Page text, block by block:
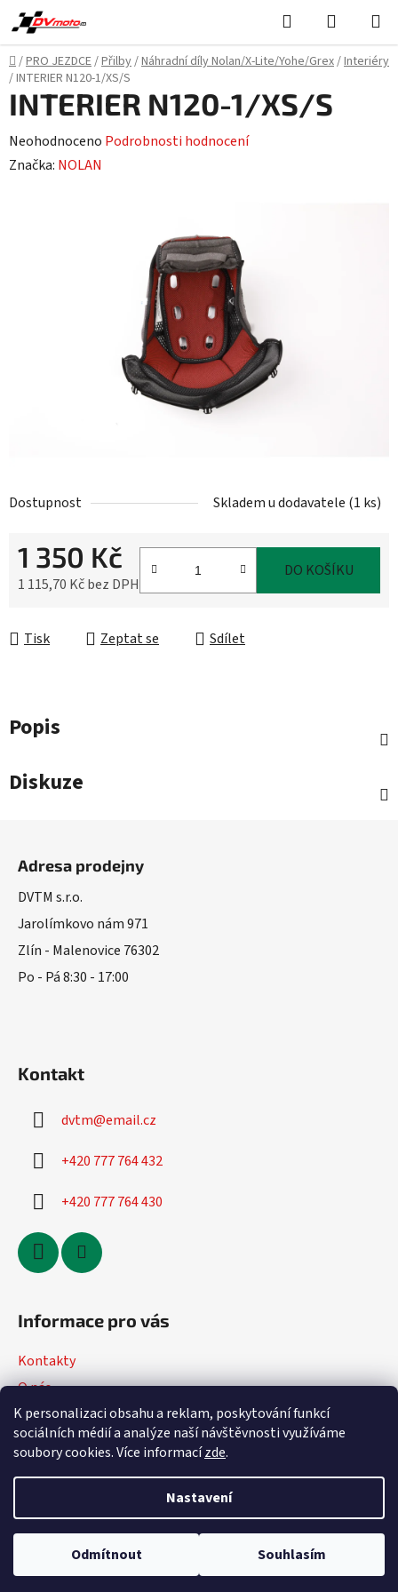
K personalizaci obsahu a reklam, poskytování funkcí
sociálních médií a analýze naší návštěvnosti využíváme
soubory cookies. Více informacízde.
Nastavení
Odmítnout Souhlasím
Přejít
na
obsah
Hledat
KOŠÍK
Domů
/PRO JEZDCE/Přilby/Náhradní díly Nolan/X-Lite/Yohe/Grex/Interiéry
/INTERIER N120-1/XS/S
Dostupnost Skladem u dodavatele (1 ks)
1 350 Kč
1 115,70 Kč bez DPH
DO KOŠÍKU
Tisk Zeptat se Sdílet
INTERIER N120-1/XS/S
Průměrné
hodnocení
Neohodnoceno Podrobnosti hodnocení
Značka: NOLAN
Popis
Diskuze
Adresa prodejny
DVTM s.r.o.
Jarolímkovo nám 971
Zlín - Malenovice 76302
Po - Pá 8:30 - 17:00
Kontakt
dvtm@email.cz
+420 777 764 432
+420 777 764 430
Informace pro vás
Kontakty
O nás
Jak nakupovat
Obchodní podmínky
Vytvořil Shoptet
Copyright 2026DVmoto . Všechna práva vyhrazena.
nastavení cookies